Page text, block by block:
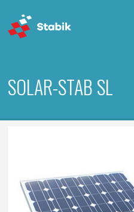
SOLAR-STAB SL